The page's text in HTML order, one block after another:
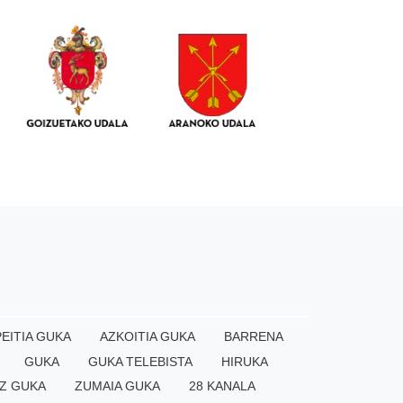
GUKA AZKOITIA GUKA
BARRENA
GUKA
GUKA TELEBISTA
HIRUKA
GUKA
ZUMAIA GUKA 28 KANALA